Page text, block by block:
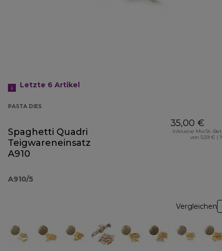
Letzte 6 Artikel
PASTA DIES
Spaghetti Quadri
Teigwareneinsatz
A910
A910/5
35,00 €
Inklusive MwSt.-
von 5,59 € (
Vergleichen